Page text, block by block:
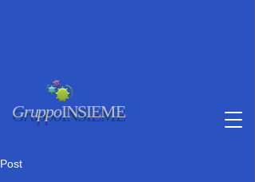
GruppoINSIEME
Post